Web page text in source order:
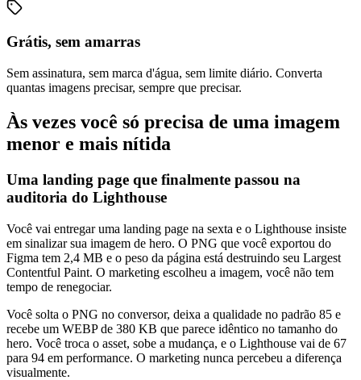
Grátis, sem amarras
Sem assinatura, sem marca d'água, sem limite diário. Converta
quantas imagens precisar, sempre que precisar.
Às vezes você só precisa de uma imagem
menor e mais nítida
Uma landing page que finalmente passou na
auditoria do Lighthouse
Você vai entregar uma landing page na sexta e o Lighthouse insiste
em sinalizar sua imagem de hero. O PNG que você exportou do
Figma tem 2,4 MB e o peso da página está destruindo seu Largest
Contentful Paint. O marketing escolheu a imagem, você não tem
tempo de renegociar.
Você solta o PNG no conversor, deixa a qualidade no padrão 85 e
recebe um WEBP de 380 KB que parece idêntico no tamanho do
hero. Você troca o asset, sobe a mudança, e o Lighthouse vai de 67
para 94 em performance. O marketing nunca percebeu a diferença
visualmente.